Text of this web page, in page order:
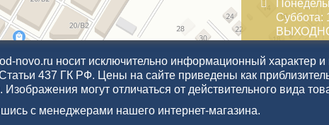
Суббота:
носит исключительно информационный характер и
437 ГК РФ. Цены на сайте приведены как
могут отличаться от действительного вида
с менеджерами нашего интернет-магазина.